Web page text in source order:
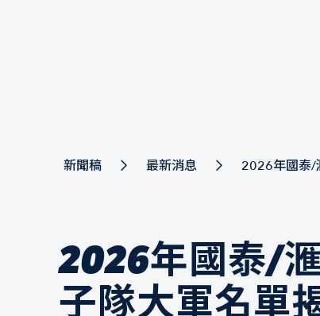
新聞稿 最新消息 2026年國泰/
2026年國泰/
子隊大軍名單